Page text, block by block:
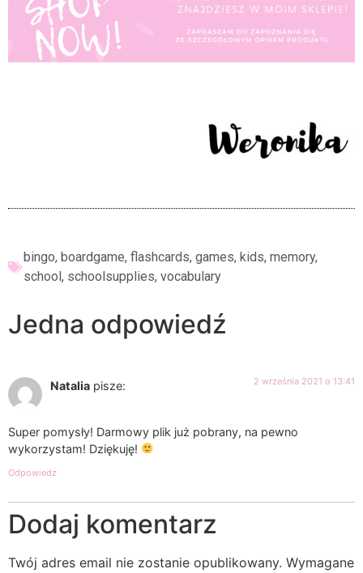
bingo, boardgame, flashcards, games, kids, memory,
school , schoolsupplies, vocabulary
Jedna odpowiedź
Natalia pisze: 2 września 2021 o 13:41
Super pomysły! Darmowy plik już pobrany, na pewno
wykorzystam! Dziękuję!
Odpowiedz
Dodaj komentarz
Twój adres email nie zostanie opublikowany. Wymagane